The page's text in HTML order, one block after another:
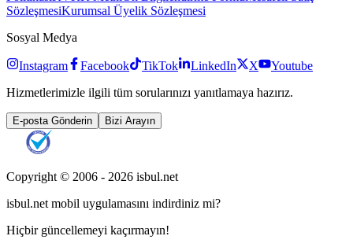
SözleşmesiKurumsal Üyelik Sözleşmesi
Sosyal Medya
Instagram Facebook TikTok LinkedIn X
Youtube
Hizmetlerimizle ilgili tüm sorularınızı yanıtlamaya hazırız.
E-posta Gönderin Bizi Arayın
Copyright © 2006 - 2026 isbul.net
isbul.net mobil uygulamasını indirdiniz mi?
Hiçbir güncellemeyi kaçırmayın!